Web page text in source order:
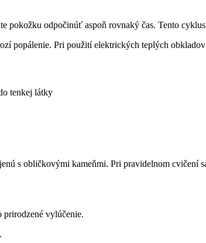
pokožku odpočinúť aspoň rovnaký čas. Tento
popálenie. Pri použití elektrických teplých
tenkej látky
s obličkovými kameňmi. Pri pravidelnom
vylúčenie.